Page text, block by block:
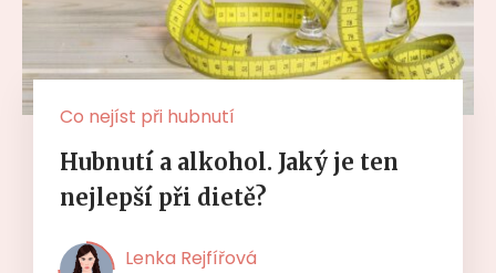
Co nejíst při hubnutí
Hubnutí a alkohol. Jaký je ten
nejlepší při dietě?
Lenka Rejfířová